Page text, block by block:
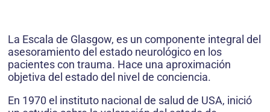
La Escala de Glasgow, es un componente integral del
asesoramiento del estado neurológico en los
pacientes con trauma. Hace una aproximación
objetiva del estado del nivel de conciencia.
En 1970 el instituto nacional de salud de USA, inició